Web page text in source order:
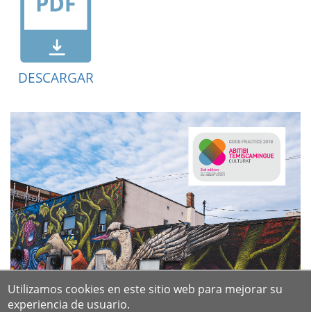
DESCARGAR
Utilizamos cookies en este sitio web para mejorar su
experiencia de usuario.